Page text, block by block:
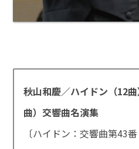
秋山和慶／ハイドン（12
曲）交響曲名演集
〔ハイドン：交響曲第43